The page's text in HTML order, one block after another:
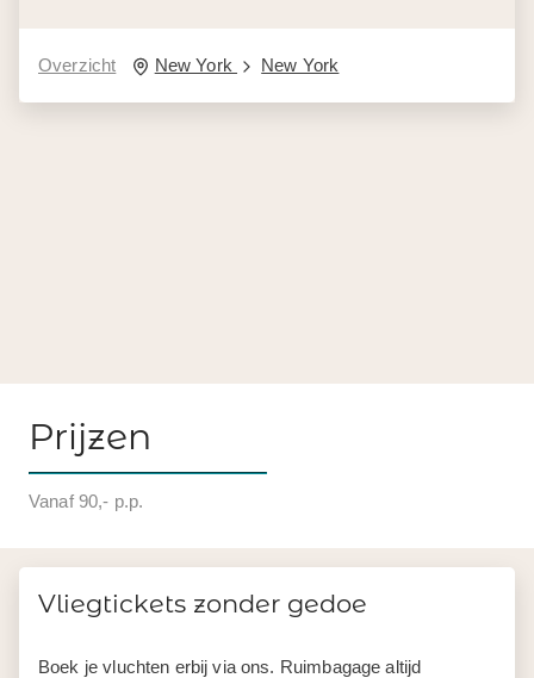
Overzicht New York New York
Prijzen
Vanaf 90,- p.p.
Vliegtickets zonder gedoe
Boek je vluchten erbij via ons. Ruimbagage altijd